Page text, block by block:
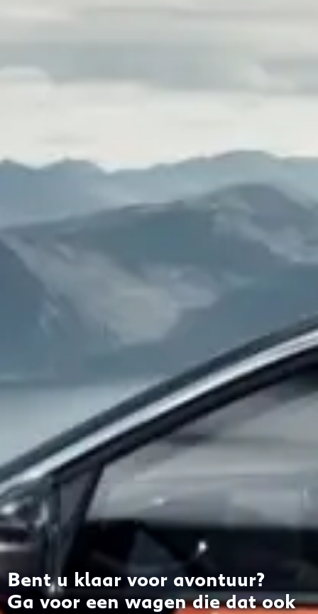
Bent u klaar voor avontuur?
Ga voor een wagen die dat ook